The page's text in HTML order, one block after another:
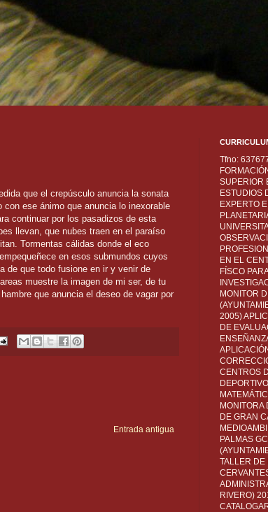
que el crepúsculo anuncia la sonata
ese ánimo que anuncia lo inexorable
continuar por los pasadizos de esta
llevan, que nubes traen en el paraíso
Tormentas cálidas donde el eco
en esos submundos cuyos
de que todo fusione en ir y venir de
muestre la imagen de mi ser, de tu
que anuncia el deseo de vagar por
Entrada antigua
Tfno:
SUPERIOR
ESTUDIOS
EXPERTO
EN EL
FÍSCO
MONITOR
2005)
DE
CENTROS
MONITORA
DE GRAN
PALMAS
TALLER DE
RIVERO)